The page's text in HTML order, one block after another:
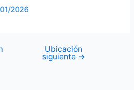
2026
Ubicación
siguiente →